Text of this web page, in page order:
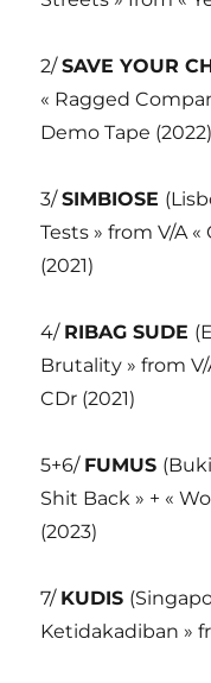
2/SAVE YOUR
« Ragged
Demo Tape (2022)
3/SIMBIOSE
Tests » from V/A
(2021)
4/ RIBAG SUDE
Brutality » from
CDr (2021)
5+6/ FUMUS
Shit Back » + «
(2023)
7/ KUDIS
Ketidakadiban »